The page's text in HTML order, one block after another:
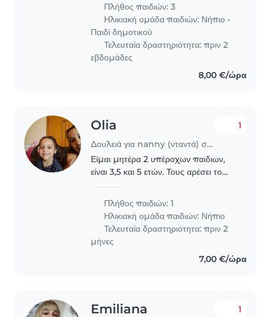
Πλήθος παιδιών: 3
Ηλικιακή ομάδα παιδιών: Νήπιο •
Παιδί δημοτικού
Τελευταία δραστηριότητα: πριν 2
εβδομάδες
8,00 €/ώρα
Olia
Δουλειά για nanny (νταντά) στην περιοχή Βάρη
1
Είμαι μητέρα 2 υπέροχων παιδιων,
είναι 3,5 και 5 ετών. Τους αρέσει το
που μπορεί να φροντίζει το 1 απο τα 2
παιδια...
Πλήθος παιδιών: 1
Ηλικιακή ομάδα παιδιών: Νήπιο
Τελευταία δραστηριότητα: πριν 2
μήνες
7,00 €/ώρα
Emiliana 1